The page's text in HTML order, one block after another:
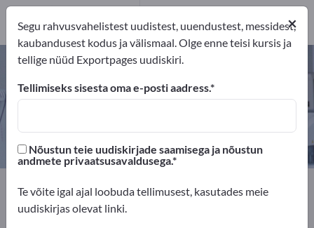
Kirurgilised instrumendid – leidke
tootjaid ja tarnijaid
12
Tootja 12
Exportpages
Meditsiin ja labor
Kirurgilised instrumendid
×
Segu rahvusvahelistest uudistest, uuendustest, messidest,
kaubandusest kodus ja välismaal. Olge enne teisi kursis ja
tellige nüüd Exportpages uudiskiri.
Tellimiseks sisesta oma e-posti aadress.
Nõustun teie uudiskirjade saamisega ja nõustun
andmete privaatsusavaldusega.
Te võite igal ajal loobuda tellimusest, kasutades meie
uudiskirjas olevat linki.